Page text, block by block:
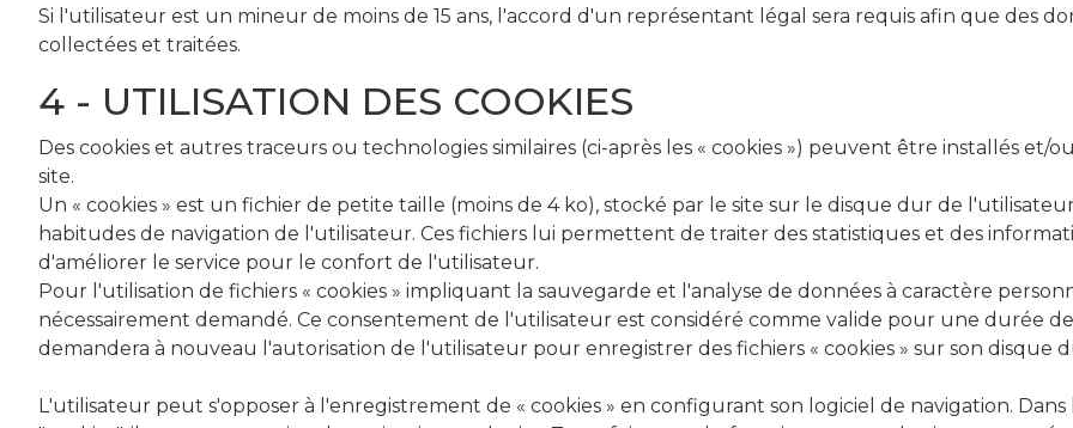
Si l'utilisateur est un mineur de moins de 15 ans, l'accord d'un représentant légal sera requis afin que des
collectées et traitées.
4 - UTILISATION DES COOKIES
Des cookies et autres traceurs ou technologies similaires (ci-après les « cookies ») peuvent être installés et/
site.
Un « cookies » est un fichier de petite taille (moins de 4 ko), stocké par le site sur le disque dur de
habitudes de navigation de l'utilisateur. Ces fichiers lui permettent de traiter des statistiques et des
d'améliorer le service pour le confort de l'utilisateur.
Pour l'utilisation de fichiers « cookies » impliquant la sauvegarde et l'analyse de données à caractère
nécessairement demandé. Ce consentement de l'utilisateur est considéré comme valide pour une durée
demandera à nouveau l'autorisation de l'utilisateur pour enregistrer des fichiers « cookies » sur son disque
L'utilisateur peut s'opposer à l'enregistrement de « cookies » en configurant son logiciel de navigation.